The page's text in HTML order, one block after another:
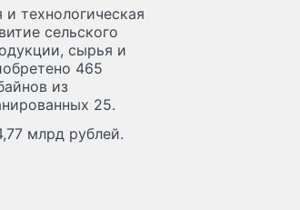
технологическая
сельского
сырья и
465
из
25.
млрд рублей.